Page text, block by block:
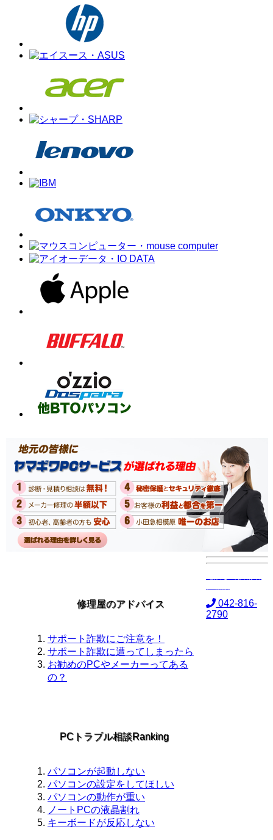
修理屋のアドバイス
サポート詐欺にご注意を！
サポート詐欺に遭ってしまったら
お勧めのPCやメーカーってある
の？
PCトラブル相談Ranking
パソコンが起動しない
パソコンの設定をしてほしい
パソコンの動作が重い
ノートPCの液晶割れ
キーボードが反応しない
042-816-
2790